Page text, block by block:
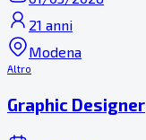
21 anni
Modena
Altro
Graphic Designer